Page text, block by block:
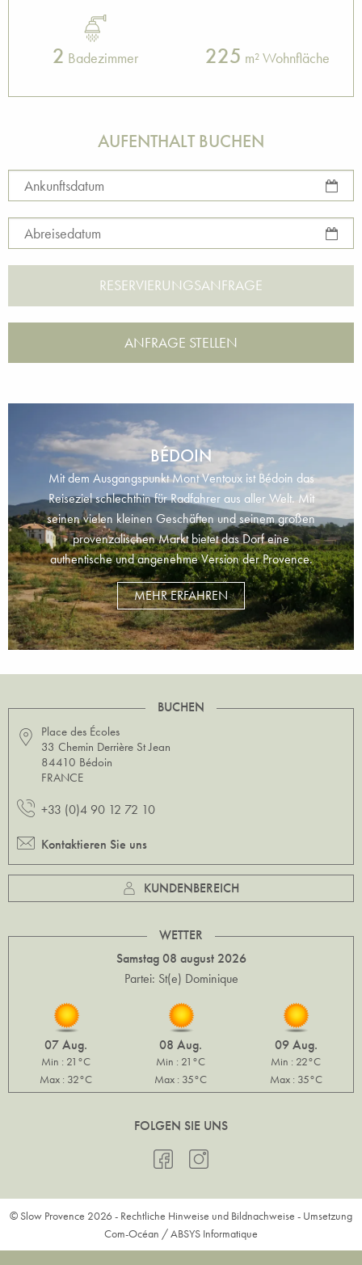
2 Badezimmer 225 m² Wohnfläche
AUFENTHALT BUCHEN
Ankunftsdatum
Abreisedatum
ANFRAGE STELLEN
BÉDOIN
Mit dem Ausgangspunkt Mont Ventoux ist Bédoin das
Reiseziel schlechthin für Radfahrer aus aller Welt. Mit
seinen vielen kleinen Geschäften und seinem großen
provenzalischen Markt bietet das Dorf eine
authentische und angenehme Version der Provence.
MEHR ERFAHREN
BUCHEN
Place des Écoles
33 Chemin Derrière St Jean
84410 Bédoin
FRANCE
+33 (0)4 90 12 72 10
Kontaktieren Sie uns
KUNDENBEREICH
WETTER
Samstag 08 august 2026
Partei: St(e) Dominique
07 Aug.
Min : 21°C
Max : 32°C
08 Aug.
Min : 21°C
Max : 35°C
09 Aug.
Min : 22°C
Max : 35°C
FOLGEN SIE UNS
© Slow Provence 2026 - Rechtliche Hinweise und Bildnachweise - Umsetzung
Com-Océan /ABSYS Informatique